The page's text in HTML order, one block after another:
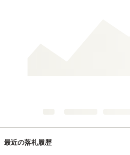
最近の落札履歴